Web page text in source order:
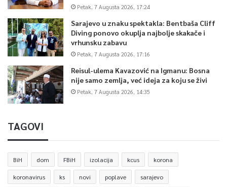
Petak, 7 Augusta 2026, 17:24
Sarajevo u znaku spektakla: Bentbaša Cliff
Diving ponovo okuplja najbolje skakače i
vrhunsku zabavu
Petak, 7 Augusta 2026, 17:16
Reisul-ulema Kavazović na Igmanu: Bosna
nije samo zemlja, već ideja za koju se živi
Petak, 7 Augusta 2026, 14:35
TAGOVI
BiH dom FBiH izolacija kcus korona
koronavirus ks novi poplave sarajevo